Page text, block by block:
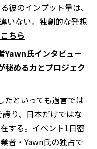
彼のインプット量は、
いない。独創的な発想
ちら
Yawn氏インタビュー
秘める力とプロジェク
たといっても過言では
り、日本だけではな
する。イベント1日密
者・Yawn氏の独占で